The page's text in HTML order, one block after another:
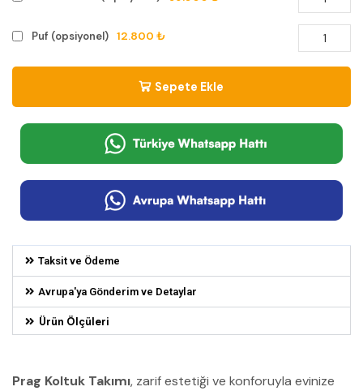
Puf (opsiyonel) 12.800 ₺
Sepete Ekle
Taksit ve Ödeme
Avrupa'ya Gönderim ve Detaylar
Ürün Ölçüleri
Prag Koltuk Takımı, zarif estetiği ve konforuyla evinize